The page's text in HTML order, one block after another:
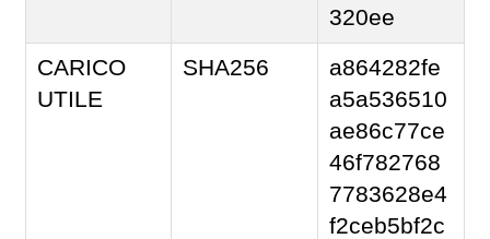
320ee
CARICO
UTILE
SHA256
a864282fe
a5a536510
ae86c77ce
46f782768
7783628e4
f2ceb5bf2c